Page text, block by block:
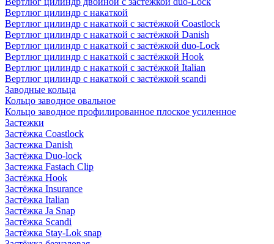
Вертлюг цилиндр с накаткой
Вертлюг цилиндр с накаткой с застёжкой Coastlock
Вертлюг цилиндр с накаткой с застёжкой Danish
Вертлюг цилиндр с накаткой с застёжкой duo-Lock
Вертлюг цилиндр с накаткой с застёжкой Hook
Вертлюг цилиндр с накаткой с застёжкой Italian
Вертлюг цилиндр с накаткой с застёжкой scandi
Заводные кольца
Кольцо заводное овальное
Кольцо заводное профилированное плоское усиленное
Застежки
Застёжка Coastlock
Застежка Danish
Застёжка Duo-lock
Застежка Fastach Clip
Застёжка Hook
Застёжка Insurance
Застёжка Italian
Застёжка Ja Snap
Застёжка Scandi
Застёжка Stay-Lok snap